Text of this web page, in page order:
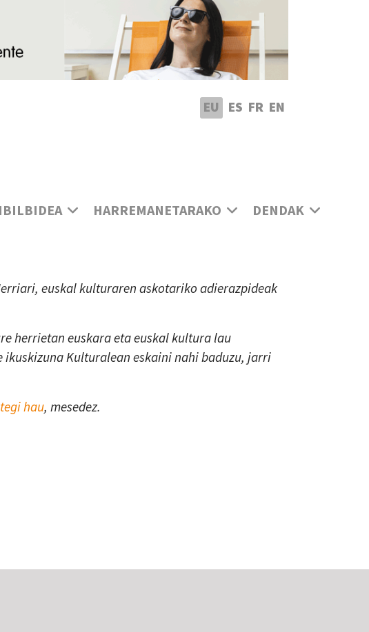
EU ES FR EN
IBILBIDEA HARREMANETARAKO
DENDAK
euskal kulturaren askotariko adierazpideak
herrietan euskara eta euskal kultura lau
Kulturalean eskaini nahi baduzu, jarri
hau, mesedez.